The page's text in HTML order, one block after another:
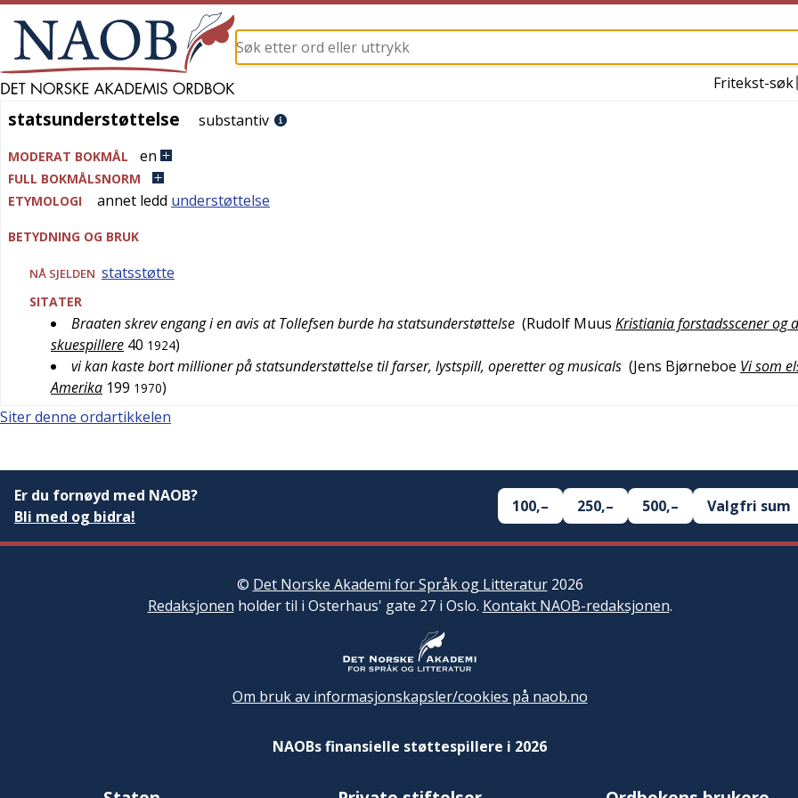
Fritekst-søk
statsunderstøttelse
statsunderstøttelse substantiv
MODERAT BOKMÅL en
FULL BOKMÅLSNORM
ETYMOLOGI
annet ledd understøttelse
BETYDNING OG BRUK
NÅ SJELDEN statsstøtte
SITATER
Braaten skrev engang i en avis at Tollefsen burde ha statsunderstøttelse (Rudolf Muus Kristiania forstadsscener og
skuespillere 40 1924)
vi kan kaste bort millioner på statsunderstøttelse til farser, lystspill, operetter og musicals (Jens Bjørneboe Vi som
Amerika 199 1970)
Siter denne ordartikkelen
Er du fornøyd med NAOB?
Bli med og bidra!
100,– 250,– 500,– Valgfri sum
© Det Norske Akademi for Språk og Litteratur2026
Redaksjonen holder til i Osterhaus' gate 27 i Oslo. Kontakt NAOB-redaksjonen.
Om bruk av informasjonskapsler/cookies på naob.no
NAOBs finansielle støttespillere i 2026